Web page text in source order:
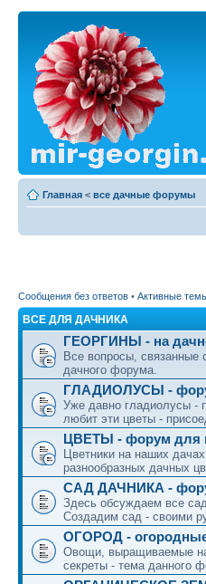
Главная < все дачные форумы
Сообщения без ответов • Активные
ВСЕ ДЛЯ ДАЧНИКА
ГЕОРГИНЫ - на
Все вопросы, связанные
дачного форума.
ГЛАДИОЛУСЫ -
Уже давно гладиолусы -
любит эти цветы -
ЦВЕТЫ - форум для
Цветники на наших
разнообразных дачных
САД ДАЧНИКА -
Здесь обсуждаем все
Создадим сад - своими
ОГОРОД -
Овощи, выращиваемые
секреты - тема данного